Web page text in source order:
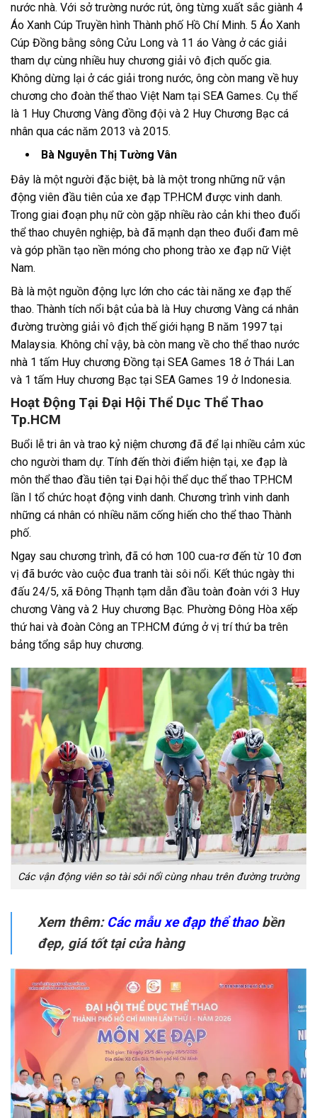
nước nhà. Với sở trường nước rút, ông từng xuất sắc giành 4
Áo Xanh Cúp Truyền hình Thành phố Hồ Chí Minh. 5 Áo Xanh
Cúp Đồng bằng sông Cửu Long và 11 áo Vàng ở các giải
tham dự cùng nhiều huy chương giải vô địch quốc gia.
Không dừng lại ở các giải trong nước, ông còn mang về huy
chương cho đoàn thể thao Việt Nam tại SEA Games. Cụ thể
là 1 Huy Chương Vàng đồng đội và 2 Huy Chương Bạc cá
nhân qua các năm 2013 và 2015.
Bà Nguyễn Thị Tường Vân
Đây là một người đặc biệt, bà là một trong những nữ vận
động viên đầu tiên của xe đạp TP.HCM được vinh danh.
Trong giai đoạn phụ nữ còn gặp nhiều rào cản khi theo đuổi
thể thao chuyên nghiệp, bà đã mạnh dạn theo đuổi đam mê
và góp phần tạo nền móng cho phong trào xe đạp nữ Việt
Nam.
Bà là một nguồn động lực lớn cho các tài năng xe đạp thế
thao. Thành tích nổi bật của bà là Huy chương Vàng cá nhân
đường trường giải vô địch thế giới hạng B năm 1997 tại
Malaysia. Không chỉ vậy, bà còn mang về cho thể thao nước
nhà 1 tấm Huy chương Đồng tại SEA Games 18 ở Thái Lan
và 1 tấm Huy chương Bạc tại SEA Games 19 ở Indonesia.
Hoạt Động Tại Đại Hội Thể Dục Thể Thao
Tp.HCM
Buổi lễ tri ân và trao kỷ niệm chương đã để lại nhiều cảm xúc
cho người tham dự. Tính đến thời điểm hiện tại, xe đạp là
môn thể thao đầu tiên tại Đại hội thể dục thể thao TP.HCM
lần I tổ chức hoạt động vinh danh. Chương trình vinh danh
những cá nhân có nhiều năm cống hiến cho thể thao Thành
phố.
Ngay sau chương trình, đã có hơn 100 cua-rơ đến từ 10 đơn
vị đã bước vào cuộc đua tranh tài sôi nổi. Kết thúc ngày thi
đấu 24/5, xã Đông Thạnh tạm dẫn đầu toàn đoàn với 3 Huy
chương Vàng và 2 Huy chương Bạc. Phường Đông Hòa xếp
thứ hai và đoàn Công an TP.HCM đứng ở vị trí thứ ba trên
bảng tổng sắp huy chương.
Các vận động viên so tài sôi nổi cùng nhau trên đường trường
Xem thêm: Các mẫu xe đạp thể thaobền
đẹp, giá tốt tại cửa hàng